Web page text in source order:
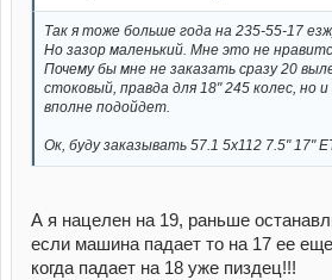
Так я тоже больше года на 235-55-17
Но зазор маленький. Мне это не
Почему бы мне не заказать сразу 20
стоковый, правда для 18" 245 колес, но
вполне подойдет.
Ок, буду заказывать 57.1 5х112 7.5" 17"
А я нацелен на 19, раньше
если машина падает то на 17 ее
когда падает на 18 уже пиздец!!!